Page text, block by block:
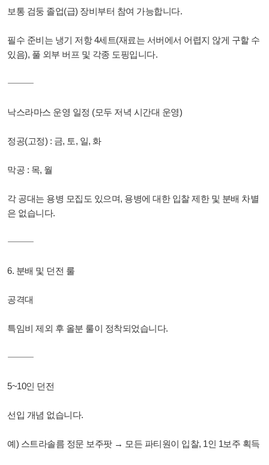
보통 검둥 졸업(급) 장비부터 참여 가능합니다.
필수 준비는 냉기 저항 4세트(재료는 서버에서 어렵지 않게 구할 수
있음), 풀 외부 버프 및 각종 도핑입니다.
⸻
낙스라마스 운영 일정 (모두 저녁 시간대 운영)
정공(고정) : 금, 토, 일, 화
막공 : 목, 월
각 공대는 용병 모집도 있으며, 용병에 대한 입찰 제한 및 분배 차별
은 없습니다.
⸻
6. 분배 및 던전 룰
공격대
특임비 제외 후 올분 룰이 정착되었습니다.
⸻
5~10인 던전
선입 개념 없습니다.
예) 스트라솔름 정문 보주팟 → 모든 파티원이 입찰, 1인 1보주 획득